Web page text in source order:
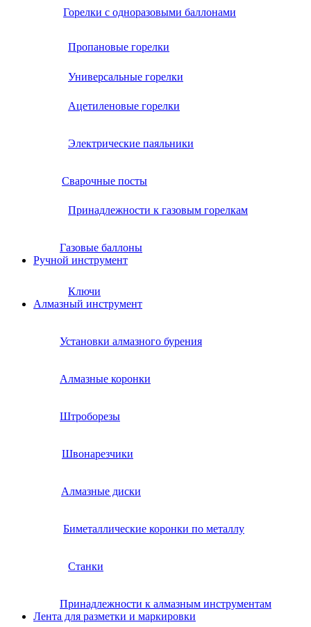
Горелки с одноразовыми баллонами
Пропановые горелки
Универсальные горелки
Ацетиленовые горелки
Электрические паяльники
Сварочные посты
Принадлежности к газовым горелкам
Газовые баллоны
Ручной инструмент
Ключи
Алмазный инструмент
Установки алмазного бурения
Алмазные коронки
Штроборезы
Швонарезчики
Алмазные диски
Биметаллические коронки по металлу
Станки
Принадлежности к алмазным инструментам
Лента для разметки и маркировки